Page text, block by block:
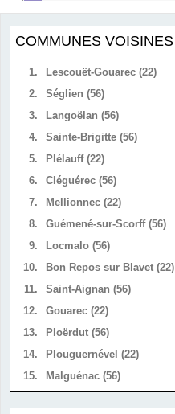
COMMUNES VOISINES
1.
Lescouët-Gouarec (22)
2.
Séglien (56)
3.
Langoëlan (56)
4.
Sainte-Brigitte (56)
5.
Plélauff (22)
6.
Cléguérec (56)
7.
Mellionnec (22)
8.
Guémené-sur-Scorff (56)
9.
Locmalo (56)
10.
Bon Repos sur Blavet (22)
11.
Saint-Aignan (56)
12.
Gouarec (22)
13.
Ploërdut (56)
14.
Plouguernével (22)
15.
Malguénac (56)